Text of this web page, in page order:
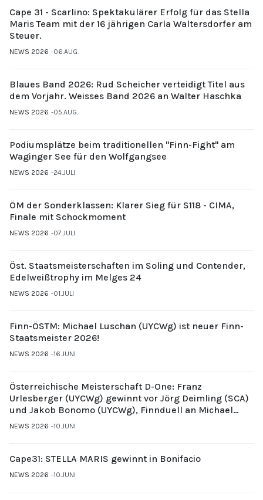
Cape 31 - Scarlino: Spektakulärer Erfolg für das Stella
Maris Team mit der 16 jährigen Carla Waltersdorfer am
Steuer.
NEWS 2026 06.AUG.
Blaues Band 2026: Rud Scheicher verteidigt Titel aus
dem Vorjahr. Weisses Band 2026 an Walter Haschka
NEWS 2026 05.AUG.
Podiumsplätze beim traditionellen "Finn-Fight" am
Waginger See für den Wolfgangsee
NEWS 2026 24.JULI
ÖM der Sonderklassen: Klarer Sieg für S118 - CIMA,
Finale mit Schockmoment
NEWS 2026 07.JULI
Öst. Staatsmeisterschaften im Soling und Contender,
Edelweißtrophy im Melges 24
NEWS 2026 01.JULI
Finn-ÖSTM: Michael Luschan (UYCWg) ist neuer Finn-
Staatsmeister 2026!
NEWS 2026 16.JUNI
Österreichische Meisterschaft D-One: Franz
Urlesberger (UYCWg) gewinnt vor Jörg Deimling (SCA)
und Jakob Bonomo (UYCWg), Finnduell an Michael
Gubi (UYCMo)
NEWS 2026 10.JUNI
Cape31: STELLA MARIS gewinnt in Bonifacio
NEWS 2026 10.JUNI